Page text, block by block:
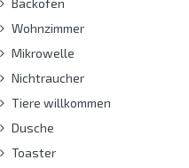
Wohnzimmer
Mikrowelle
Nichtraucher
Tiere willkommen
Dusche
Toaster